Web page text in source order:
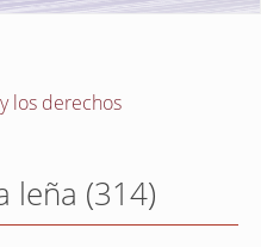
los derechos
leña (314)